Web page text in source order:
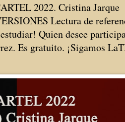
2022. Cristina Jarque
Lectura de
Quien desee
Es gratuito. ¡Sigamos